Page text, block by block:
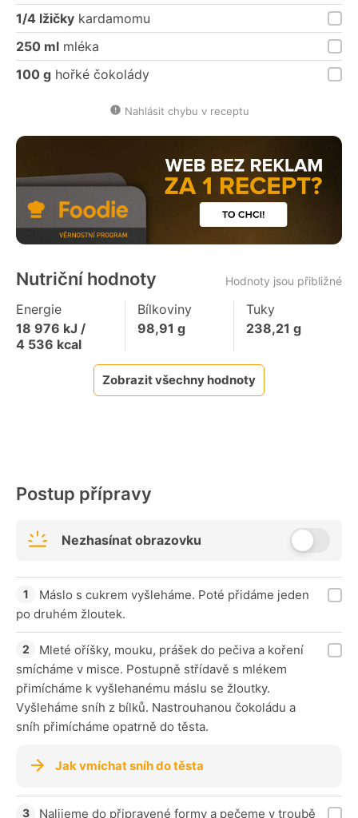
1/4 lžičky kardamomu
250 ml mléka
100 g hořké čokolády
Nahlásit chybu v receptu
Nutriční hodnoty Hodnoty jsou přibližné
Energie
18 976 kJ /
4 536 kcal
Bílkoviny
98,91 g
Tuky
238,21 g
Zobrazit všechny hodnoty
Postup přípravy
Nezhasínat obrazovku
Máslo s cukrem vyšleháme. Poté přidáme jeden
po druhém žloutek.
Mleté oříšky, mouku, prášek do pečiva a koření
smícháme v misce. Postupně střídavě s mlékem
přimícháme k vyšlehanému máslu se žloutky.
Vyšleháme sníh z bílků. Nastrouhanou čokoládu a
sníh přimícháme opatrně do těsta.
Jak vmíchat sníh do těsta
Nalijeme do připravené formy a pečeme v troubě